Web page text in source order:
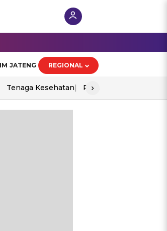
JATENG REGIONAL
Tenaga Kesehatan Perang As-Iran
›